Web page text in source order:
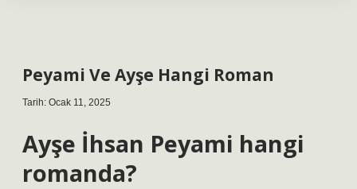
Peyami Ve Ayşe Hangi Roman
Tarih: Ocak 11, 2025
Ayşe İhsan Peyami hangi
romanda?